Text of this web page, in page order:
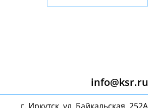
info@ksr.ru